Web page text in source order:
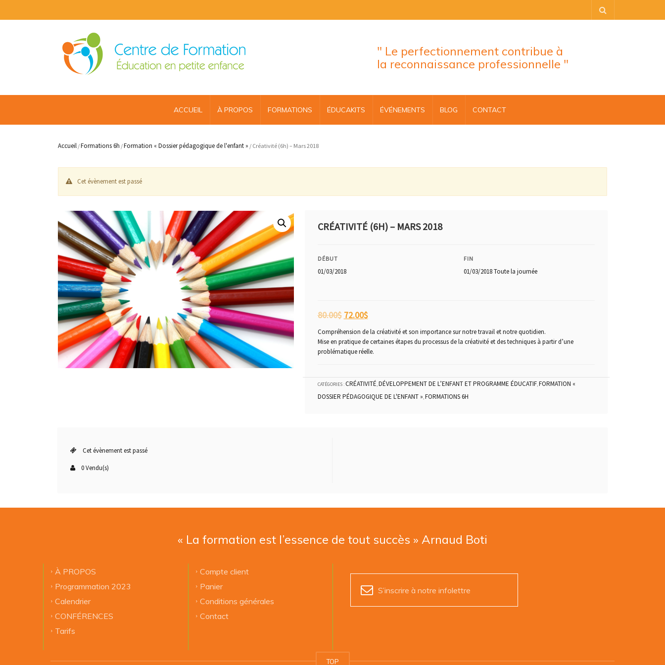
" Le perfectionnement contribue à
la reconnaissance professionnelle "
ACCUEIL À PROPOS FORMATIONS ÉDUCAKITS ÉVÉNEMENTS BLOG CONTACT
Accueil /Formations 6h /Formation « Dossier pédagogique de l'enfant » / Créativité (6h) – Mars 2018
Cet évènement est passé
CRÉATIVITÉ (6H) – MARS 2018
DÉBUT
01/03/2018
FIN
01/03/2018Toute la journée
80.00$ 72.00$
Compréhension de la créativité et son importance sur notre travail et notre quotidien.
Mise en pratique de certaines étapes du processus de la créativité et des techniques à partir d’une
problématique réelle.
CATÉGORIES :CRÉATIVITÉ,DÉVELOPPEMENT DE L’ENFANT ET PROGRAMME ÉDUCATIF,FORMATION «
DOSSIER PÉDAGOGIQUE DE L'ENFANT »,FORMATIONS 6H
Cet évènement est passé
0 Vendu(s)
« La formation est l’essence de tout succès » Arnaud Boti
À PROPOS
Programmation 2023
Calendrier
CONFÉRENCES
Tarifs
Compte client
Panier
Conditions générales
Contact
S’inscrire à notre infolettre
TOP